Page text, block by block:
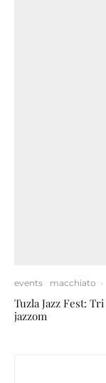
events macchiato ·
Tuzla Jazz Fest:
jazzom